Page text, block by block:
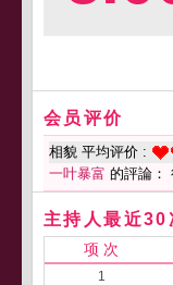
会员评价
相貌 平均评价 :
一叶暴富 的評論：
主持人最近30
项 次
1